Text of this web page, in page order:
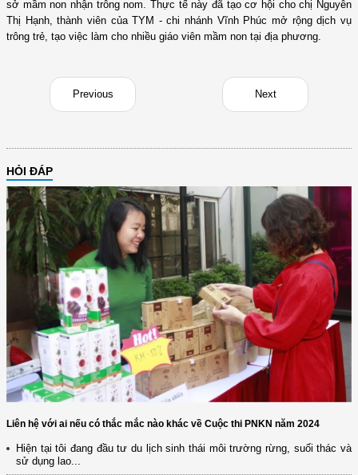
sở mầm non nhận trông nom. Thực tế này đã tạo cơ hội cho chị Nguyễn
Thị Hạnh, thành viên của TYM - chi nhánh Vĩnh Phúc mở rộng dịch vụ
trông trẻ, tạo việc làm cho nhiều giáo viên mầm non tại địa phương.
Previous Next
HỎI ĐÁP
Liên hệ với ai nếu có thắc mắc nào khác về Cuộc thi PNKN năm 2024
Hiện tại tôi đang đầu tư du lịch sinh thái môi trường rừng, suối thác và
sử dụng lao...